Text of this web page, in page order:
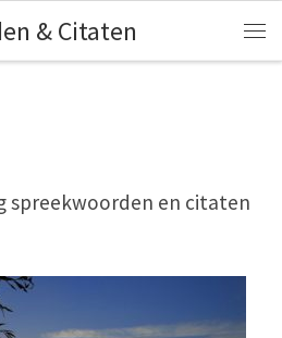
& Citaten
spreekwoorden en citaten